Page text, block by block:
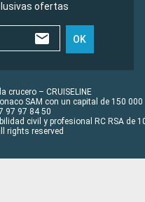
ofertas
OK
crucero – CRUISELINE
SAM con un capital de 150 000
97 97 84 50
civil y profesional RC RSA de
rights reserved